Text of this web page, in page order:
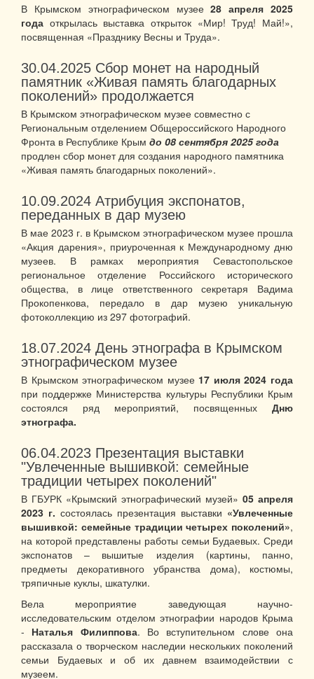
В Крымском этнографическом музее28 апреля 2025
года открылась выставка открыток «Мир! Труд! Май!»,
посвященная «Празднику Весны и Труда».
30.04.2025 Сбор монет на народный
памятник «Живая память благодарных
поколений» продолжается
В Крымском этнографическом музее совместно с
Региональным отделением Общероссийского Народного
Фронта в Республике Крым до 08 сентября 2025 года
продлен сбор монет для создания народного памятника
«Живая память благодарных поколений».
10.09.2024 Атрибуция экспонатов,
переданных в дар музею
В мае 2023 г. в Крымском этнографическом музее прошла
«Акция дарения», приуроченная к Международному дню
музеев. В рамках мероприятия Севастопольское
региональное отделение Российского исторического
общества, в лице ответственного секретаря Вадима
Прокопенкова, передало в дар музею уникальную
фотоколлекцию из 297 фотографий.
18.07.2024 День этнографа в Крымском
этнографическом музее
В Крымском этнографическом музее 17 июля 2024 года
при поддержке Министерства культуры Республики Крым
состоялся ряд мероприятий, посвященных Дню
этнографа.
06.04.2023 Презентация выставки
"Увлеченные вышивкой: семейные
традиции четырех поколений"
В ГБУРК «Крымский этнографический музей» 05 апреля
2023 г. состоялась презентация выставки «Увлеченные
вышивкой: семейные традиции четырех поколений»,
на которой представлены работы семьи Будаевых. Среди
экспонатов – вышитые изделия (картины, панно,
предметы декоративного убранства дома), костюмы,
тряпичные куклы, шкатулки.
Вела мероприятие заведующая научно-
исследовательским отделом этнографии народов Крыма
- Наталья Филиппова. Во вступительном слове она
рассказала о творческом наследии нескольких поколений
семьи Будаевых и об их давнем взаимодействии с
музеем.